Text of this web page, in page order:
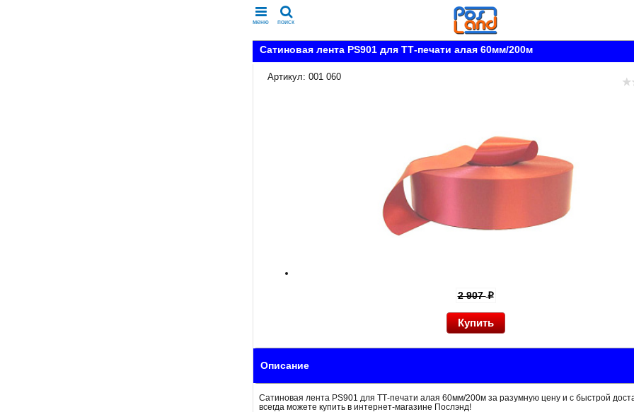
меню поиск
Сатиновая лента PS901 для ТТ-печати алая 60мм/200м
Артикул: 001 060
2 907p
Описание
Сатиновая лента PS901 для ТТ-печати алая 60мм/200м за разумную цену и с быстрой
всегда можете купить в интернет-магазине Послэнд!